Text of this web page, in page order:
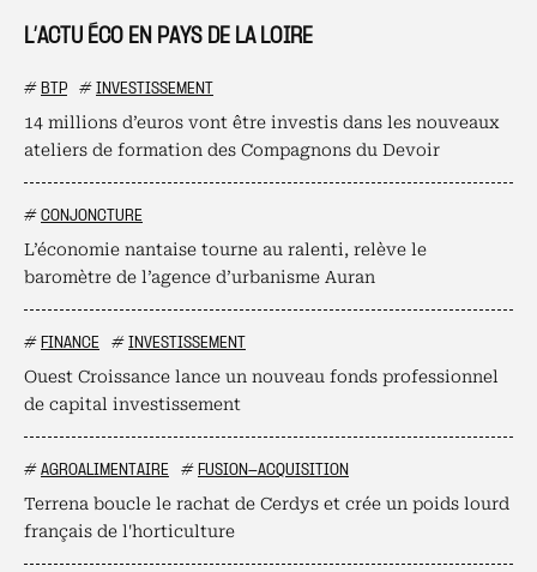
L’ACTU ÉCO EN PAYS DE LA LOIRE
# BTP # INVESTISSEMENT
14 millions d’euros vont être investis dans les nouveaux
ateliers de formation des Compagnons du Devoir
# CONJONCTURE
L’économie nantaise tourne au ralenti, relève le
baromètre de l’agence d’urbanisme Auran
# FINANCE # INVESTISSEMENT
Ouest Croissance lance un nouveau fonds professionnel
de capital investissement
# AGROALIMENTAIRE # FUSION-ACQUISITION
Terrena boucle le rachat de Cerdys et crée un poids lourd
français de l'horticulture